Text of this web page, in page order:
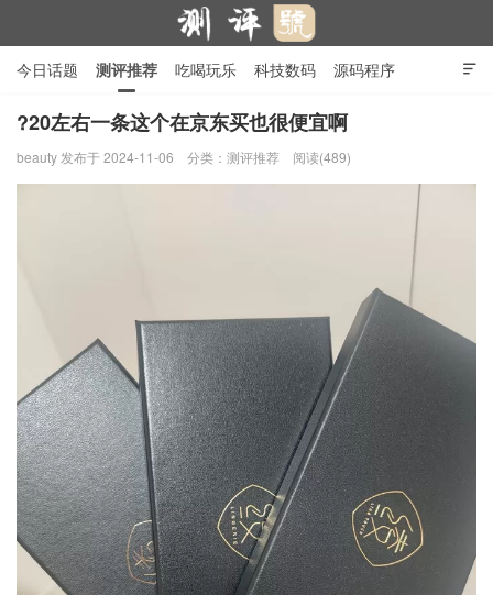
测评号

今日话题 测评推荐 吃喝玩乐 科技数码 源码程序
行业产品 在线投稿 隐私政策
?20左右一条这个在京东买也很便宜啊
beauty 发布于 2024-11-06 分类： 测评推荐 阅读(489)